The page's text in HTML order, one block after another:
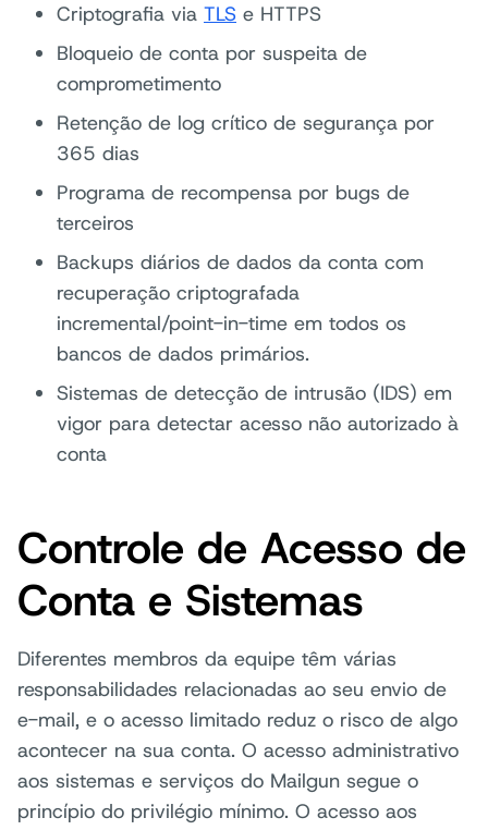
Criptografia via TLS e HTTPS
Bloqueio de conta por suspeita de
comprometimento
Retenção de log crítico de segurança por
365 dias
Programa de recompensa por bugs de
terceiros
Backups diários de dados da conta com
recuperação criptografada
incremental/point-in-time em todos os
bancos de dados primários.
Sistemas de detecção de intrusão (IDS) em
vigor para detectar acesso não autorizado à
conta
Controle de Acesso de
Conta e Sistemas
Diferentes membros da equipe têm várias
responsabilidades relacionadas ao seu envio de
e-mail, e o acesso limitado reduz o risco de algo
acontecer na sua conta. O acesso administrativo
aos sistemas e serviços do Mailgun segue o
princípio do privilégio mínimo. O acesso aos